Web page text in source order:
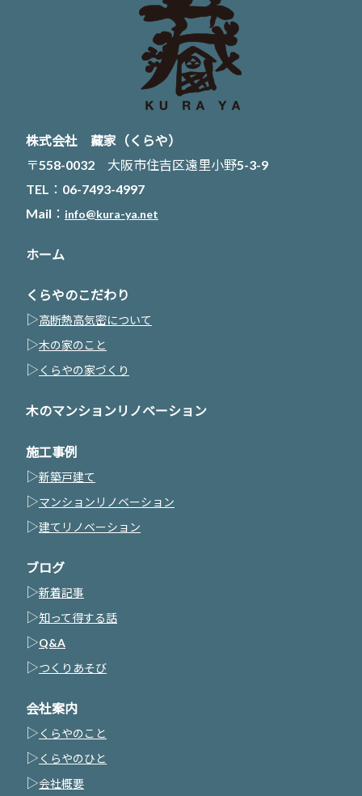
株式会社 藏家（くらや）
〒558-0032 大阪市住吉区遠里小野5-3-9
TEL：06-7493-4997
Mail： info@kura-ya.net
ホーム
くらやのこだわり
▷高断熱高気密について
▷木の家のこと
▷ くらやの家づくり
木のマンションリノベーション
施工事例
▷新築戸建て
▷マンションリノベーション
▷建てリノベーション
ブログ
▷新着記事
▷知って得する話
▷Q&A
▷つくりあそび
会社案内
▷ くらやのこと
▷ くらやのひと
▷会社概要